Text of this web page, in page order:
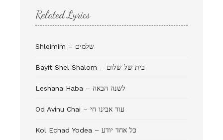
Related Lyrics
Shleimim – שלמים
Bayit Shel Shalom – בית של שלום
Leshana Haba – לשנה הבאה
Od Avinu Chai – עוד אבינו חי
Kol Echad Yodea – כל אחד יודע